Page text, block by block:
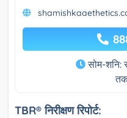
सोम-शनि:
TBR® निरीक्षण रिपोर्ट: